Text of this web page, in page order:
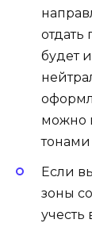
отдать
будет
можно
Если
зоны
учесть